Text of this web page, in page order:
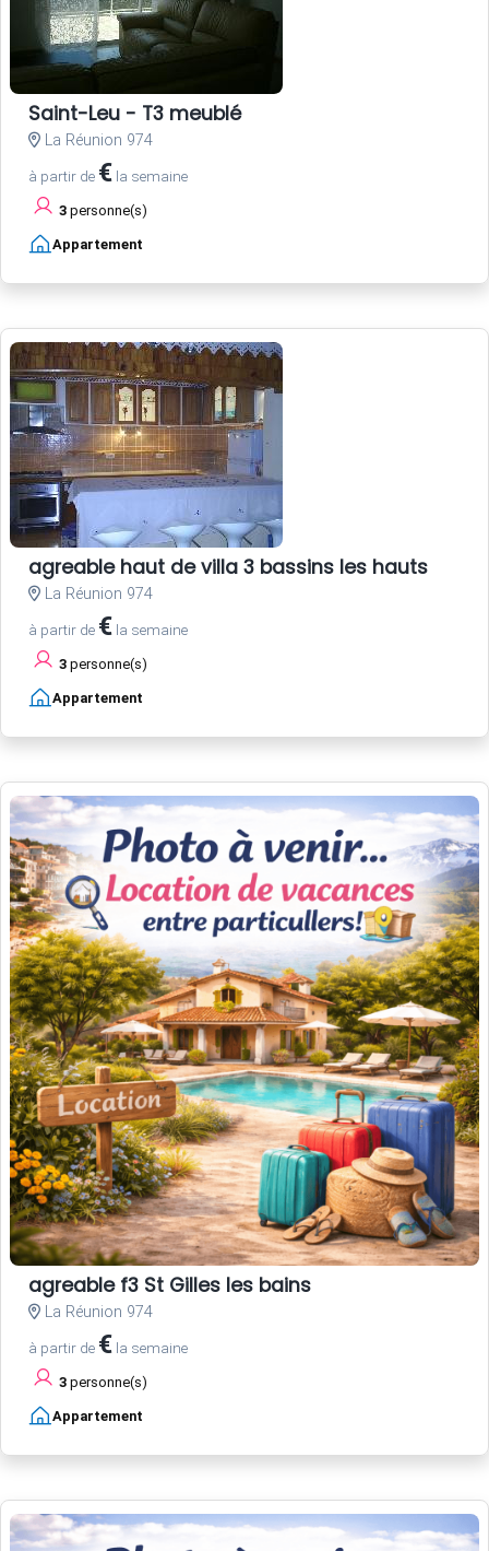
Saint-Leu - T3 meublé
La Réunion 974
à partir de € la semaine
3 personne(s)
Appartement
agreable haut de villa 3 bassins les hauts
La Réunion 974
à partir de € la semaine
3 personne(s)
Appartement
agreable f3 St Gilles les bains
La Réunion 974
à partir de € la semaine
3 personne(s)
Appartement